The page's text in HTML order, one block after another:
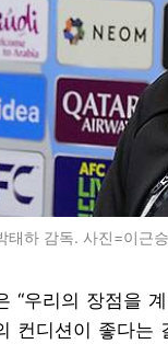
태하 감독. 사진=이근
“우리의 장점을
컨디션이 좋다는